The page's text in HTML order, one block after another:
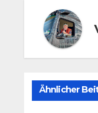
Ähnlicher